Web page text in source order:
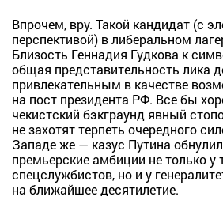
Впрочем, вру. Такой кандидат (с
перспективой) в либеральном
Близость Геннадия Гудкова к
общая представительность лика
привлекательным в качестве
на пост президента РФ. Все бы
чекистский бэкграунд явный
не захотят терпеть очередного
Западе же — казус Путина
премьерские амбиции не только
спецслужбистов, но и у
на ближайшее десятилетие.